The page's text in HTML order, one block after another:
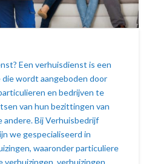
Een verhuisdienst is een
wordt aangeboden door
en bedrijven te
van hun bezittingen van
andere. Bij Verhuisbedrijf
we gespecialiseerd in
waaronder particuliere
verhuizingen, verhuizingen